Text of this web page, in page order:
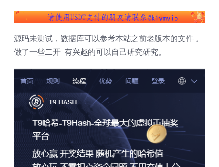
源码未测试，数据库可以参考本站之前老版本的文件 。
做了一些二开 有兴趣的可以自己研究研究。